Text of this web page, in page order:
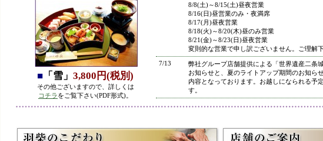
■ 「雪」 3,800円(税別)
その他ございますので、詳しくは
コチラ をご覧下さい(PDF形式)。
8/8(土)～8/15(土)昼夜営業
8/16(日)昼営業のみ・夜満席
8/17(月)昼夜営業
8/18(火)～8/20(木)昼のみ営業
8/21(金)～8/23(日)昼夜営業
変則的な営業で申し訳ございません。ご理解下
7/13
弊社グループ店舗提供による「世界遺産二
お知らせと、夏のライトアップ期間のお知ら
内容となっております。お越しになられる予
す。
5/8
高台寺・圓徳院 春のライトアップ終了に伴
3/2
京料理いそべ担当・世界遺産二条城での特別
終了に伴い削除させていただきました。多く